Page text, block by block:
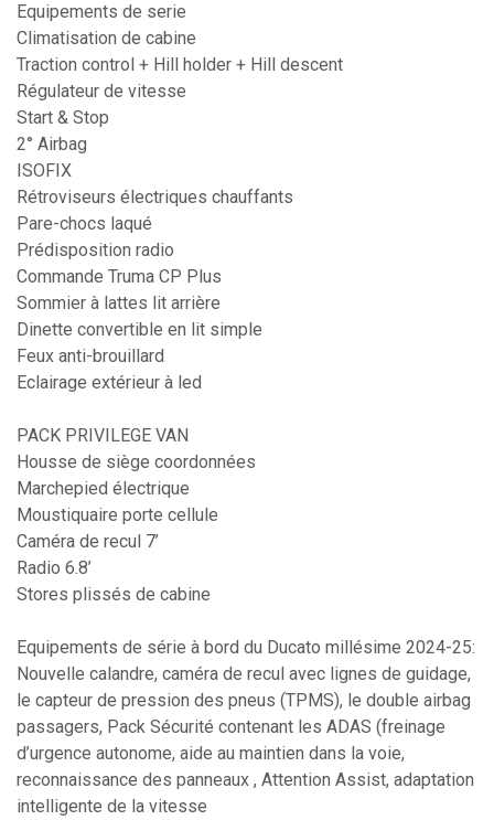
Equipements de serie
Climatisation de cabine
Traction control + Hill holder + Hill descent
Régulateur de vitesse
Start & Stop
2° Airbag
ISOFIX
Rétroviseurs électriques chauffants
Pare-chocs laqué
Prédisposition radio
Commande Truma CP Plus
Sommier à lattes lit arrière
Dinette convertible en lit simple
Feux anti-brouillard
Eclairage extérieur à led
PACK PRIVILEGE VAN
Housse de siège coordonnées
Marchepied électrique
Moustiquaire porte cellule
Caméra de recul 7’
Radio 6.8’
Stores plissés de cabine
Equipements de série à bord du Ducato millésime 2024-25:
Nouvelle calandre, caméra de recul avec lignes de guidage,
le capteur de pression des pneus (TPMS), le double airbag
passagers, Pack Sécurité contenant les ADAS (freinage
d’urgence autonome, aide au maintien dans la voie,
reconnaissance des panneaux , Attention Assist, adaptation
intelligente de la vitesse